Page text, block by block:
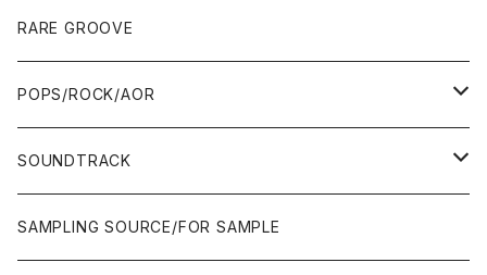
JAPAN ONLY RELEASE/REMIX
JAPAN ONLY RELEASE/REMIX
CD ALBUM
80'S
80'S
60'S/70'S
80'S
70'S
80'S
12"/7"
70'S
80'S
JAZZ
FUSION
RARE GROOVE
POPS/ROCK/AOR
POPS/S.S.W.
ROCK/AOR
SOUNDTRACK
LP
SAMPLING SOURCE/FOR SAMPLE